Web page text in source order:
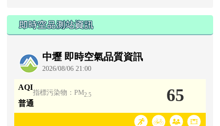
即時空品測站資訊